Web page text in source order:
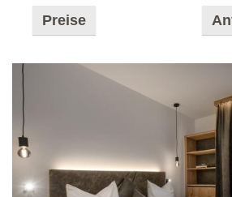
Preise